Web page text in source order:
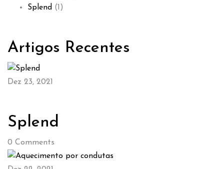
Splend (1)
Artigos Recentes
Dez 23, 2021
Splend
0 Comments